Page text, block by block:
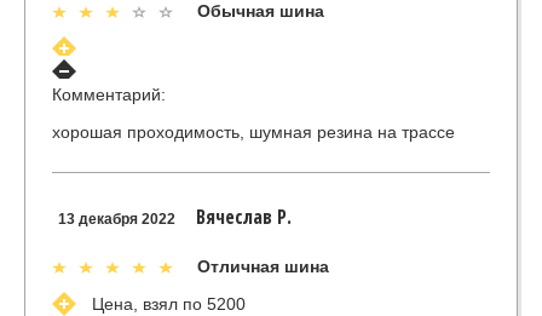
Обычная шина
Комментарий:
хорошая проходимость, шумная резина на трассе
13 декабря 2022 Вячеслав Р.
Отличная шина
Цена, взял по 5200